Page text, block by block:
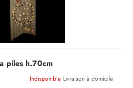
piles h.70cm
Indisponible Livraison à domicile